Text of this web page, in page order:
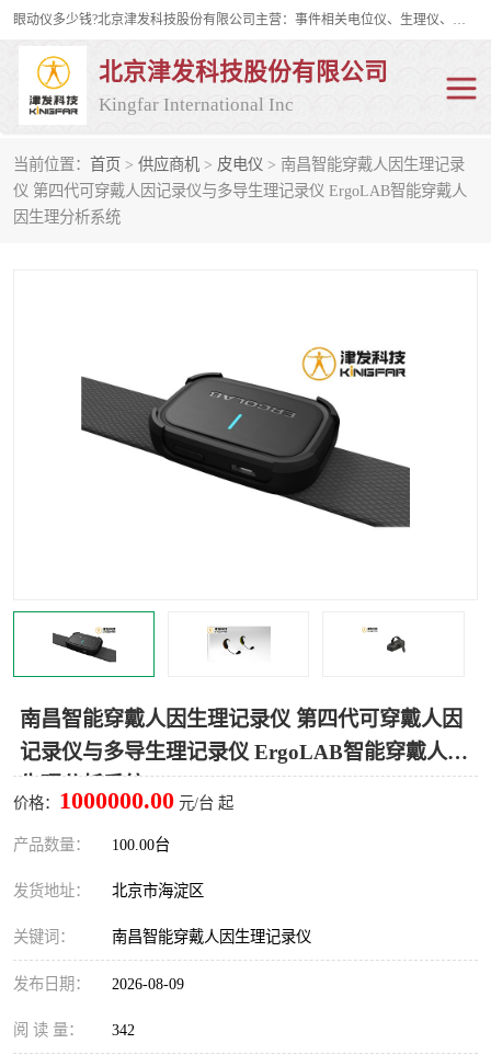
眼动仪多少钱?北京津发科技股份有限公司主营：事件相关电位仪、生理仪、肌电仪、脑电仪、皮电仪、眼动仪；是国家级高新技术企业、科技部认定的科技型中小企业和中关村高新技术企业，具备保密资格，具备自主进出口经营权；自主研发技术、产品与服务荣获多项省部级科学技术奖励、国家发明专利、国家软件著作权和省部级新技术新产品（服务）认证。
北京津发科技股份有限公司
Kingfar International Inc
当前位置： 首页 > 供应商机 > 皮电仪 > 南昌智能穿戴人因生理记录
仪 第四代可穿戴人因记录仪与多导生理记录仪 ErgoLAB智能穿戴人
因生理分析系统
南昌智能穿戴人因生理记录仪 第四代可穿戴人因
记录仪与多导生理记录仪 ErgoLAB智能穿戴人因
价格： 1000000.00 元/台 起
产品数量： 100.00台
发货地址： 北京市海淀区
关键词： 南昌智能穿戴人因生理记录仪
发布日期： 2026-08-09
阅 读 量： 342
皮电仪 脑电仪
动作捕捉与生物力学
情绪与生理记录 人机交互实验室
神经营销与消费行为实验 车俩与驾驶模拟
人因测评专家系统